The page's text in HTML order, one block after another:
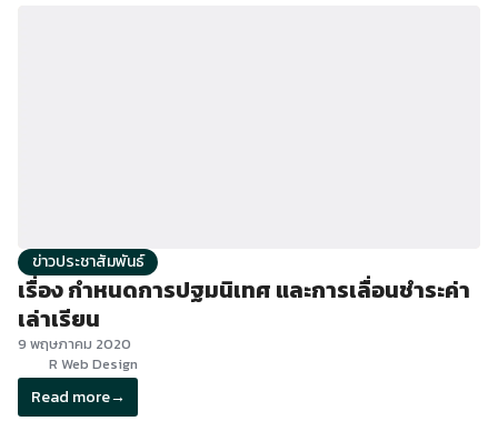
ข่าวประชาสัมพันธ์
เรื่อง กำหนดการปฐมนิเทศ และการเลื่อนชำระค่า
เล่าเรียน
9 พฤษภาคม 2020
R Web Design
Read more→